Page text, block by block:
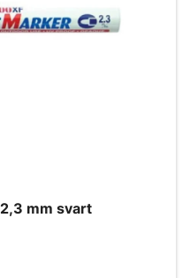
mm svart